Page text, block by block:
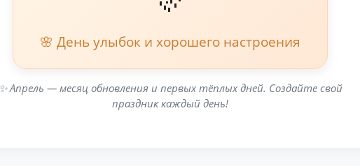
🌸 День улыбок и хорошего настроения
✨ Апрель — месяц обновления и первых тёплых дней. Создайте свой
праздник каждый день!